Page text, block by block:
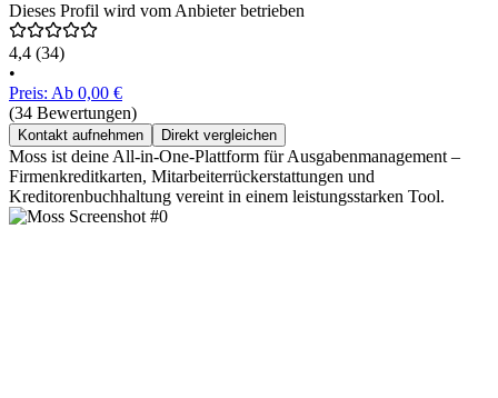
Dieses Profil wird vom Anbieter betrieben
4,4 (34)
•
Preis: Ab 0,00 €
(34 Bewertungen)
Kontakt aufnehmen Direkt vergleichen
Moss ist deine All-in-One-Plattform für Ausgabenmanagement –
Firmenkreditkarten, Mitarbeiterrückerstattungen und
Kreditorenbuchhaltung vereint in einem leistungsstarken Tool.